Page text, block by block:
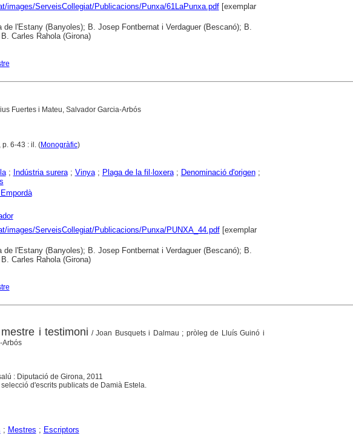
images/ServeisCollegiat/Publicacions/Punxa/61LaPunxa.pdf[exemplar
de l'Estany (Banyoles); B. Josep Fontbernat i Verdaguer (Bescanó); B.
Carles Rahola (Girona)
Fuertes i Mateu, Salvador Garcia-Arbós
6-43 : il. (Monogràfic)
; Indústria surera; Vinya; Plaga de la fil·loxera; Denominació d'origen;
images/ServeisCollegiat/Publicacions/Punxa/PUNXA_44.pdf[exemplar
de l'Estany (Banyoles); B. Josep Fontbernat i Verdaguer (Bescanó); B.
Carles Rahola (Girona)
i testimoni / Joan Busquets i Dalmau ; pròleg de Lluís Guinó i
Arbós
: Diputació de Girona, 2011
d'escrits publicats de Damià Estela.
; Mestres ; Escriptors